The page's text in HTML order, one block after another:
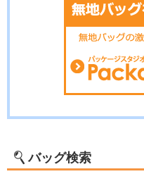
バッグ検索